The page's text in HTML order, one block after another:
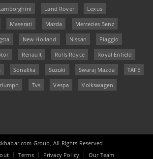
Land Rover Lexus
Maserati Mazda Mercedes Benz
New Holland Nissan Piaggio
Renault Rolls Royce Royal Enfield
Sonalika Suzuki Swaraj Mazda TAFE
Tvs Vespa Volkswagen
Group, All Rights Reserved
Terms Privacy Policy Our Team